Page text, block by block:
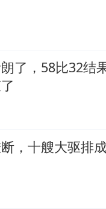
了，58比32结
，十艘大驱排